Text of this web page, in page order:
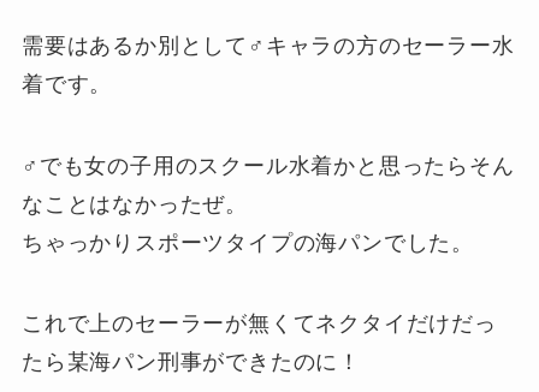
需要はあるか別として♂キャラの方のセーラー水
着です。
♂でも女の子用のスクール水着かと思ったらそん
なことはなかったぜ。
ちゃっかりスポーツタイプの海パンでした。
これで上のセーラーが無くてネクタイだけだっ
たら某海パン刑事ができたのに！